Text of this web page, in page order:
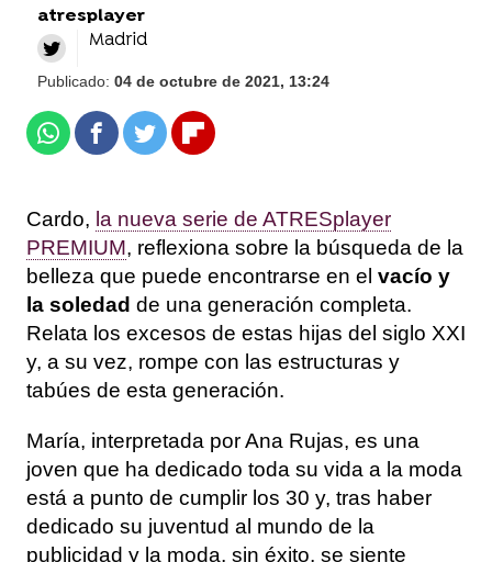
atresplayer
Madrid
Publicado: 04 de octubre de 2021, 13:24
WhatsappFacebook
TwitterFlipboard
Cardo, la nueva serie de ATRESplayer
PREMIUM, reflexiona sobre la búsqueda de la
belleza que puede encontrarse en el vacío y
la soledad de una generación completa.
Relata los excesos de estas hijas del siglo XXI
y, a su vez, rompe con las estructuras y
tabúes de esta generación.
María, interpretada por Ana Rujas, es una
joven que ha dedicado toda su vida a la moda
está a punto de cumplir los 30 y, tras haber
dedicado su juventud al mundo de la
publicidad y la moda, sin éxito, se siente